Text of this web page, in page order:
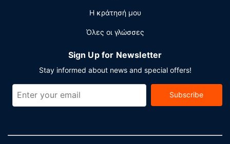
Η κράτησή μου
Όλες οι γλώσσες
Sign Up for Newsletter
Stay informed about news and special offers!
Subscribe